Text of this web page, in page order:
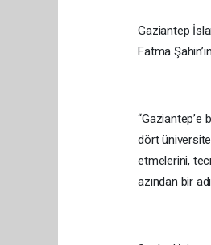
Gaziantep
Fatma
dört
etmelerini,
azından bir